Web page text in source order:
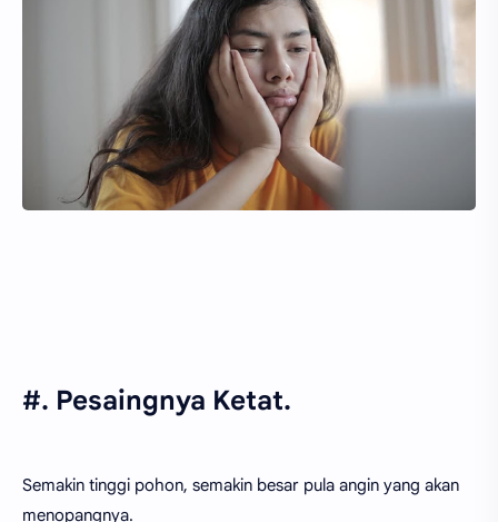
#. Pesaingnya Ketat.
Semakin tinggi pohon, semakin besar pula angin yang akan
menopangnya.